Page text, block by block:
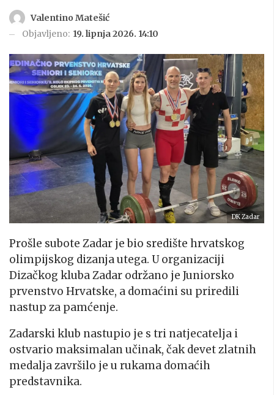
Valentino Matešić
Objavljeno: 19. lipnja 2026. 14:10
DK Zadar
Prošle subote Zadar je bio središte hrvatskog
olimpijskog dizanja utega. U organizaciji
Dizačkog kluba Zadar održano je Juniorsko
prvenstvo Hrvatske, a domaćini su priredili
nastup za pamćenje.
Zadarski klub nastupio je s tri natjecatelja i
ostvario maksimalan učinak, čak devet zlatnih
medalja završilo je u rukama domaćih
predstavnika.